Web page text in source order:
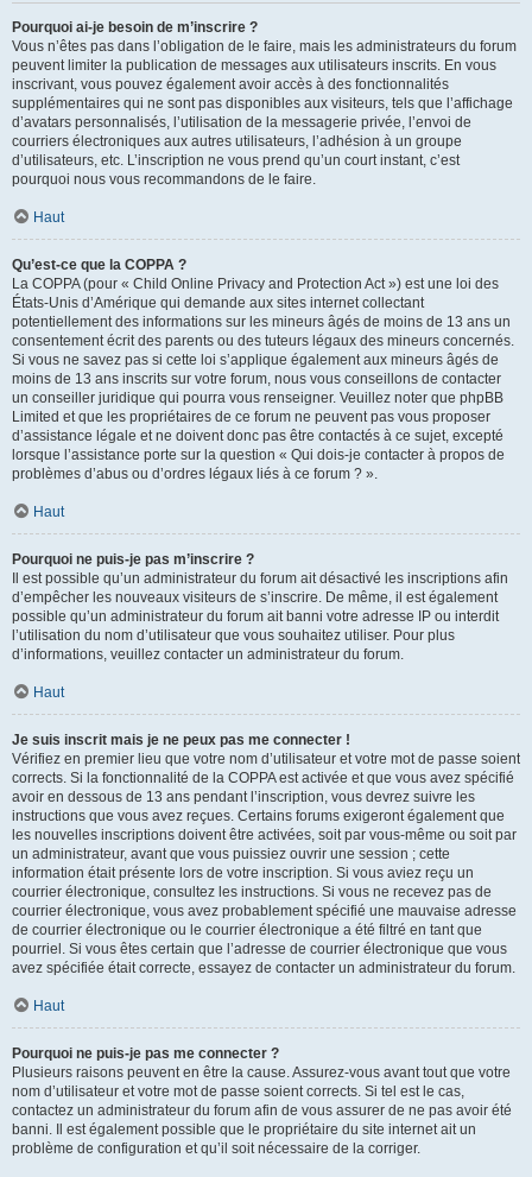
Pourquoi ai-je besoin de m’inscrire ?
Vous n’êtes pas dans l’obligation de le faire, mais les administrateurs du forum
peuvent limiter la publication de messages aux utilisateurs inscrits. En vous
inscrivant, vous pouvez également avoir accès à des fonctionnalités
supplémentaires qui ne sont pas disponibles aux visiteurs, tels que l’affichage
d’avatars personnalisés, l’utilisation de la messagerie privée, l’envoi de
courriers électroniques aux autres utilisateurs, l’adhésion à un groupe
d’utilisateurs, etc. L’inscription ne vous prend qu’un court instant, c’est
pourquoi nous vous recommandons de le faire.
Haut
Qu’est-ce que la COPPA ?
La COPPA (pour « Child Online Privacy and Protection Act ») est une loi des
États-Unis d’Amérique qui demande aux sites internet collectant
potentiellement des informations sur les mineurs âgés de moins de 13 ans un
consentement écrit des parents ou des tuteurs légaux des mineurs concernés.
Si vous ne savez pas si cette loi s’applique également aux mineurs âgés de
moins de 13 ans inscrits sur votre forum, nous vous conseillons de contacter
un conseiller juridique qui pourra vous renseigner. Veuillez noter que phpBB
Limited et que les propriétaires de ce forum ne peuvent pas vous proposer
d’assistance légale et ne doivent donc pas être contactés à ce sujet, excepté
lorsque l’assistance porte sur la question « Qui dois-je contacter à propos de
problèmes d’abus ou d’ordres légaux liés à ce forum ? ».
Haut
Pourquoi ne puis-je pas m’inscrire ?
Il est possible qu’un administrateur du forum ait désactivé les inscriptions afin
d’empêcher les nouveaux visiteurs de s’inscrire. De même, il est également
possible qu’un administrateur du forum ait banni votre adresse IP ou interdit
l’utilisation du nom d’utilisateur que vous souhaitez utiliser. Pour plus
d’informations, veuillez contacter un administrateur du forum.
Haut
Je suis inscrit mais je ne peux pas me connecter !
Vérifiez en premier lieu que votre nom d’utilisateur et votre mot de passe soient
corrects. Si la fonctionnalité de la COPPA est activée et que vous avez spécifié
avoir en dessous de 13 ans pendant l’inscription, vous devrez suivre les
instructions que vous avez reçues. Certains forums exigeront également que
les nouvelles inscriptions doivent être activées, soit par vous-même ou soit par
un administrateur, avant que vous puissiez ouvrir une session ; cette
information était présente lors de votre inscription. Si vous aviez reçu un
courrier électronique, consultez les instructions. Si vous ne recevez pas de
courrier électronique, vous avez probablement spécifié une mauvaise adresse
de courrier électronique ou le courrier électronique a été filtré en tant que
pourriel. Si vous êtes certain que l’adresse de courrier électronique que vous
avez spécifiée était correcte, essayez de contacter un administrateur du forum.
Haut
Pourquoi ne puis-je pas me connecter ?
Plusieurs raisons peuvent en être la cause. Assurez-vous avant tout que votre
nom d’utilisateur et votre mot de passe soient corrects. Si tel est le cas,
contactez un administrateur du forum afin de vous assurer de ne pas avoir été
banni. Il est également possible que le propriétaire du site internet ait un
problème de configuration et qu’il soit nécessaire de la corriger.